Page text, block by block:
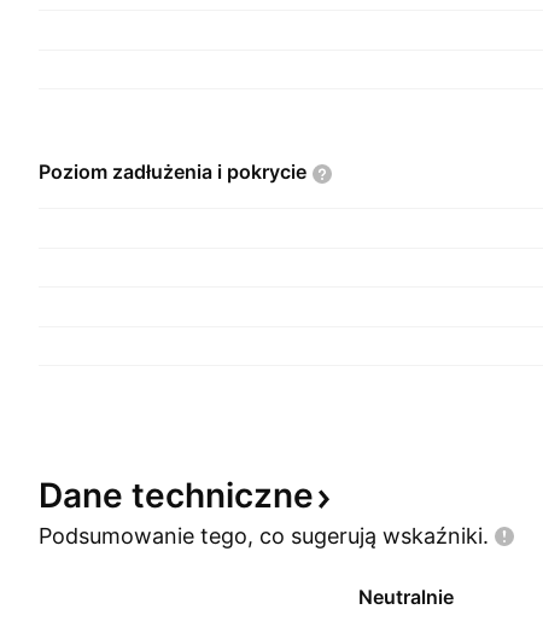
Poziom zadłużenia i pokrycie
Dane techniczne
Podsumowanie tego, co sugerują wskaźniki.
Neutralnie